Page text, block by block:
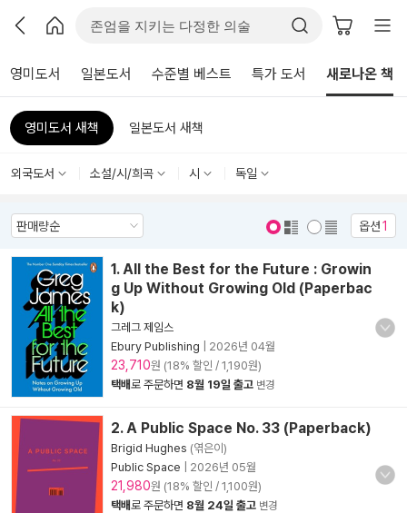
영미도서 일본도서 수준별 베스트 특가 도서 새로나온 책
영미도서 새책 일본도서 새책
외국도서 소설/시/희곡 시 독일
옵션1
1. All the Best for the Future : Growin
g Up Without Growing Old (Paperbac
k)
그레그 제임스
Ebury Publishing
2026년 04월
23,710원 (18% 할인 / 1,190원)
택배로 주문하면 8월 19일 출고 변경
2. A Public Space No. 33 (Paperback)
Brigid Hughes (엮은이)
Public Space
2026년 05월
21,980원 (18% 할인 / 1,100원)
택배로 주문하면 8월 24일 출고 변경